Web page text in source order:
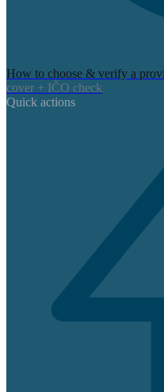
How to choose & verify a
cover + IČO check
Quick actions